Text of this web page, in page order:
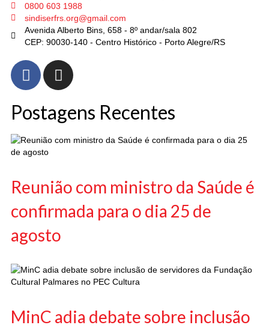
0800 603 1988
sindiserfrs.org@gmail.com
Avenida Alberto Bins, 658 - 8º andar/sala 802
CEP: 90030-140 - Centro Histórico - Porto Alegre/RS
Postagens Recentes
Reunião com ministro da Saúde é
confirmada para o dia 25 de
agosto
MinC adia debate sobre inclusão